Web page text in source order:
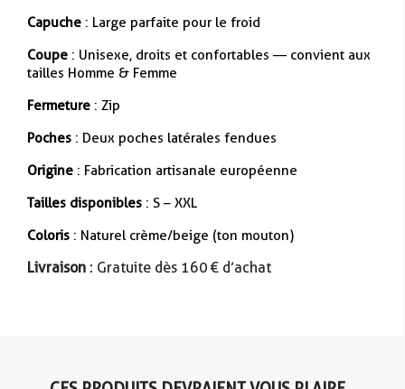
Capuche : Large parfaite pour le froid
Coupe : Unisexe, droits et confortables — convient aux
tailles Homme & Femme
Fermeture : Zip
Poches : Deux poches latérales fendues
Origine : Fabrication artisanale européenne
Tailles disponibles : S – XXL
Coloris : Naturel crème/beige (ton mouton)
Livraison : Gratuite dès 160 € d’achat